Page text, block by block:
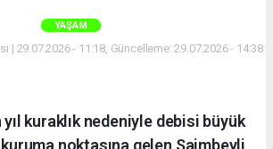
YAŞAM
| 29.07.2026 - 11:18, Güncelleme: 29.07.2026 - 14:38
yıl kuraklık nedeniyle debisi büyük